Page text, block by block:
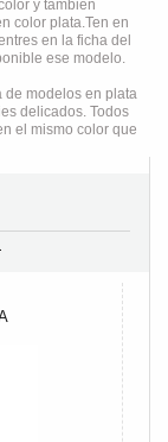
y también
color plata.Ten en
en la ficha del
ese modelo.
de modelos en plata
delicados. Todos
el mismo color que